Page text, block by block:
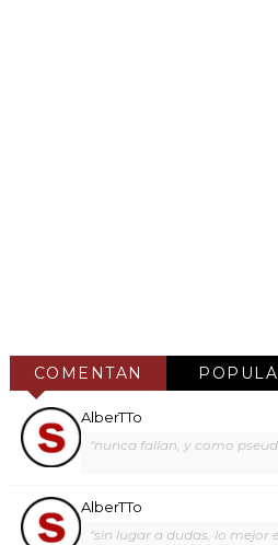
COMENTAN
AlberTTo
"nunca fallan, y como
AlberTTo
"sin lugar a dudas, lo mejor